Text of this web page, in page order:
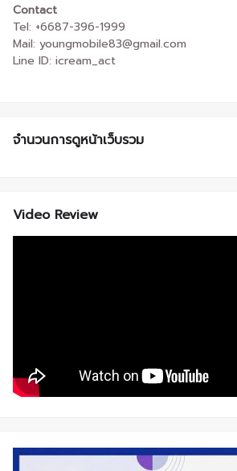
Contact
Tel: +6687-396-1999
Mail: youngmobile83@gmail.com
Line ID: icream_act
จำนวนการดูหน้าเว็บรวม
Video Review